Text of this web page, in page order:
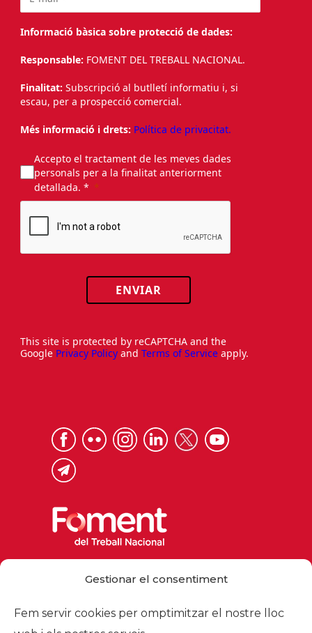
Gestionar el consentiment
Fem servir cookies per omptimitzar el nostre lloc
Informació bàsica sobre protecció de dades:
Responsable: FOMENT DEL TREBALL NACIONAL.
Finalitat: Subscripció al butlletí informatiu i, si
escau, per a prospecció comercial.
Més informació i drets: Política de privacitat.
Accepto el tractament de les meves dades
personals per a la finalitat anteriorment
detallada. *
ENVIAR
This site is protected by reCAPTCHA and the
Google Privacy Policy and Terms of Service apply.
foment@foment.com